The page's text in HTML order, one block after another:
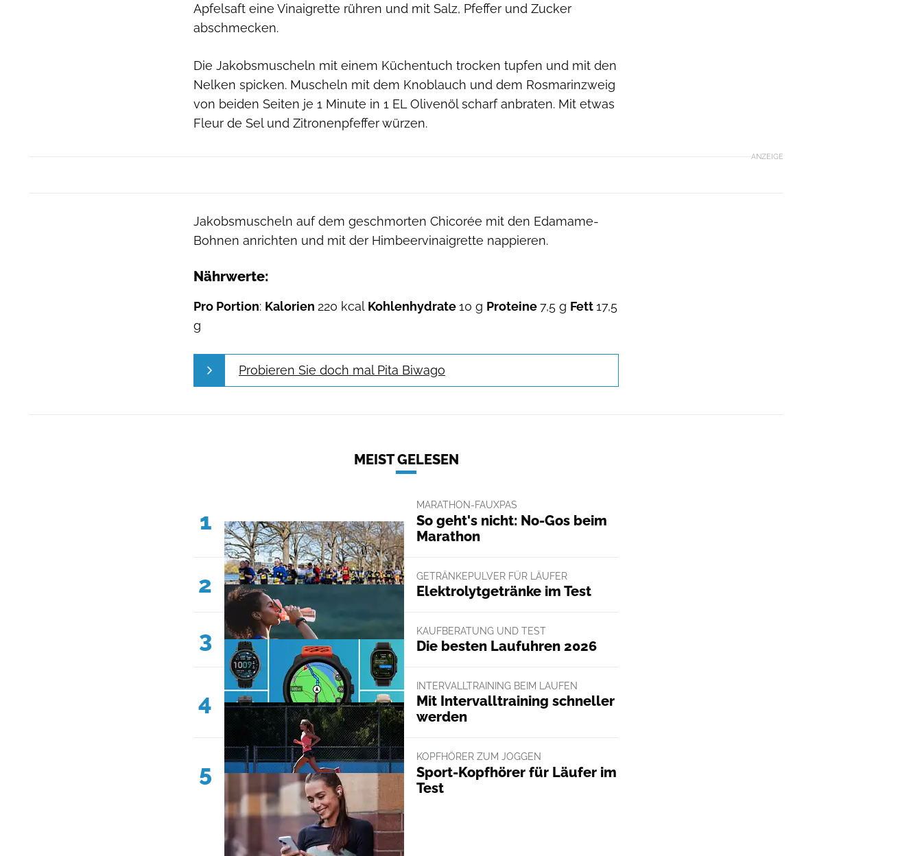
Apfelsaft eine Vinaigrette rühren und mit Salz, Pfeffer und Zucker
abschmecken.
Die Jakobsmuscheln mit einem Küchentuch trocken tupfen und mit den
Nelken spicken. Muscheln mit dem Knoblauch und dem Rosmarinzweig
von beiden Seiten je 1 Minute in 1 EL Olivenöl scharf anbraten. Mit etwas
Fleur de Sel und Zitronenpfeffer würzen.
ANZEIGE
Jakobsmuscheln auf dem geschmorten Chicorée mit den Edamame-
Bohnen anrichten und mit der Himbeervinaigrette nappieren.
Nährwerte:
Pro Portion: Kalorien 220 kcal Kohlenhydrate10 g Proteine7,5 g Fett17,5
g
Probieren Sie doch mal Pita Biwago
MEIST GELESEN
1
MARATHON-FAUXPAS
So geht's nicht: No-Gos beim
Marathon
2 GETRÄNKEPULVER FÜR LÄUFER
Elektrolytgetränke im Test
3 KAUFBERATUNG UND TEST
Die besten Laufuhren 2026
4
INTERVALLTRAINING BEIM LAUFEN
Mit Intervalltraining schneller
werden
5
KOPFHÖRER ZUM JOGGEN
Sport-Kopfhörer für Läufer im
Test